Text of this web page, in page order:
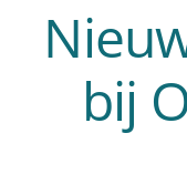
bij